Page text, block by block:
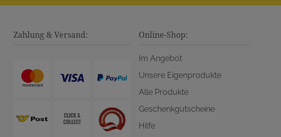
Zahlung & Versand: Online-Shop:
Im Angebot
Unsere Eigenprodukte
Alle Produkte
Geschenkgutscheine
Hilfe